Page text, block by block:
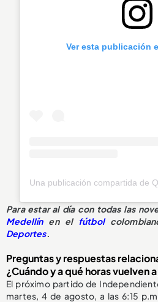
Ver esta publicación
Para estar al día con todas las
Medellínen el fútbol
Deportes.
Preguntas y respuestas
¿Cuándo y a qué horas vuelven
El próximo partido de
martes, 4 de agosto, a las 6:15